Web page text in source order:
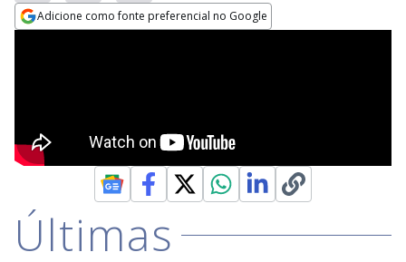
Adicione como fonte preferencial no Google
Últimas